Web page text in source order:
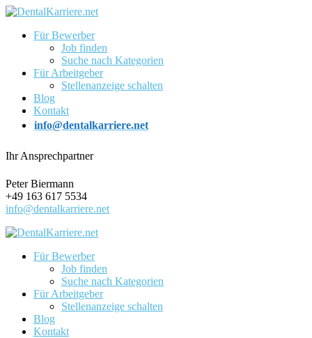
Für Bewerber
Job finden
Suche nach Kategorien
Für Arbeitgeber
Stellenanzeige schalten
Blog
Kontakt
info@dentalkarriere.net
Ihr Ansprechpartner
Peter Biermann
+49 163 617 5534
info@dentalkarriere.net
Für Bewerber
Job finden
Suche nach Kategorien
Für Arbeitgeber
Stellenanzeige schalten
Blog
Kontakt